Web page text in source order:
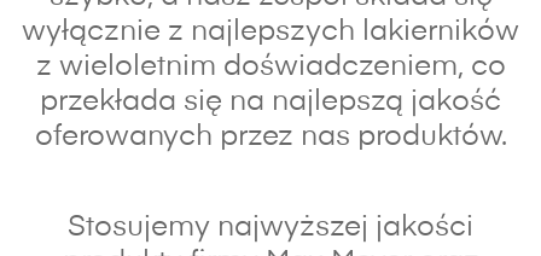
wyłącznie z najlepszych lakierników
z wieloletnim doświadczeniem, co
przekłada się na najlepszą jakość
oferowanych przez nas produktów.
Stosujemy najwyższej jakości